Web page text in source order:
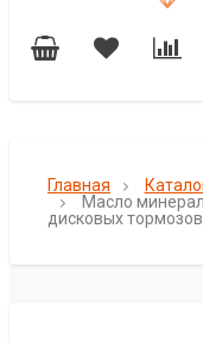
Главная
Масло
дисковых